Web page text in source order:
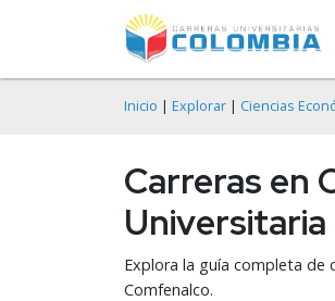
Inicio | Explorar | Ciencias
Carreras en
Explora la guía completa de
Comfenalco.